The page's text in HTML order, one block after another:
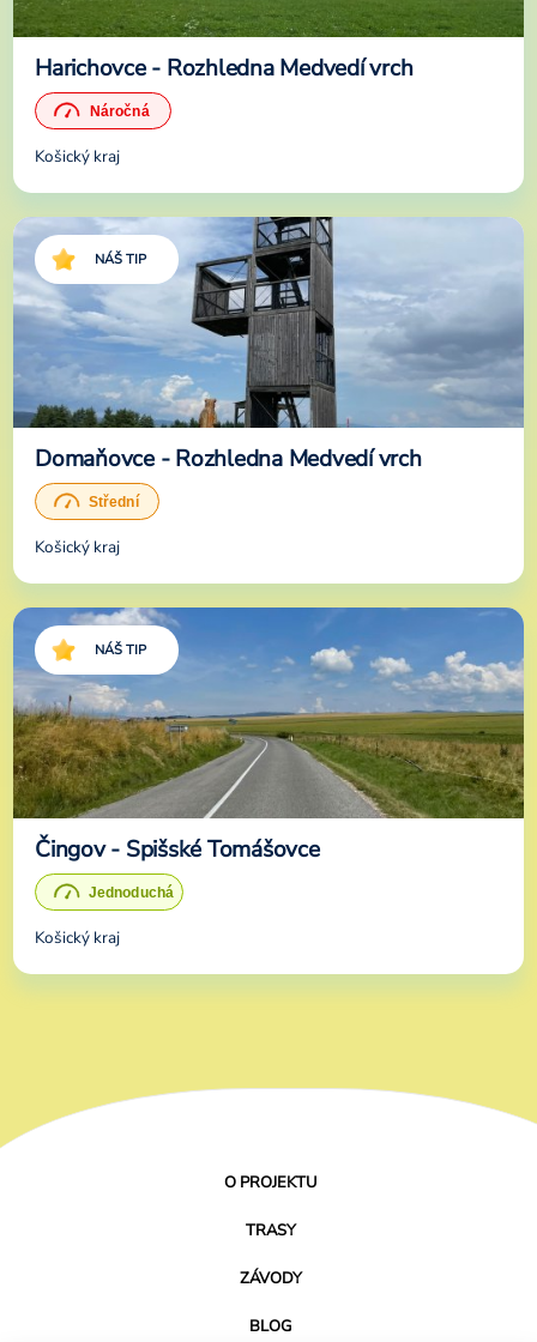
Harichovce - Rozhledna Medvedí vrch
Košický kraj
NÁŠ TIP
Domaňovce - Rozhledna Medvedí vrch
Košický kraj
NÁŠ TIP
Čingov - Spišské Tomášovce
Košický kraj
O PROJEKTU
TRASY
ZÁVODY
BLOG